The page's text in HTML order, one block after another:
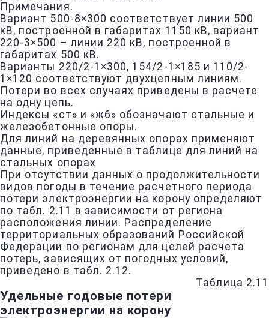
Примечания.
Вариант 500-8×300 соответствует линии 500
кВ, построенной в габаритах 1150 кВ, вариант
220-3×500 – линии 220 кВ, построенной в
габаритах 500 кВ.
Варианты 220/2-1×300, 154/2-1×185 и 110/2-
1×120 соответствуют двухцепным линиям.
Потери во всех случаях приведены в расчете
на одну цепь.
Индексы «ст» и «жб» обозначают стальные и
железобетонные опоры.
Для линий на деревянных опорах применяют
данные, приведенные в таблице для линий на
стальных опорах
При отсутствии данных о продолжительности
видов погоды в течение расчетного периода
потери электроэнергии на корону определяют
по табл. 2.11 в зависимости от региона
расположения линии. Распределение
территориальных образований Российской
Федерации по регионам для целей расчета
потерь, зависящих от погодных условий,
приведено в табл. 2.12.
Таблица 2.11
Удельные годовые потери
электроэнергии на корону